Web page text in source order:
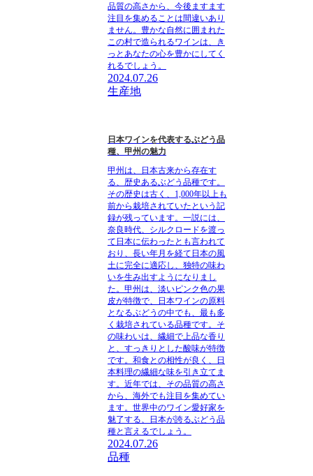
品質の高さから、今後ますます
注目を集めることは間違いあり
ません。豊かな自然に囲まれた
この村で造られるワインは、き
っとあなたの心を豊かにしてく
れるでしょう。
2024.07.26
生産地
日本ワインを代表するぶどう品
種、甲州の魅力
甲州は、日本古来から存在す
る、歴史あるぶどう品種です。
その歴史は古く、1,000年以上も
前から栽培されていたという記
録が残っています。一説には、
奈良時代、シルクロードを渡っ
て日本に伝わったとも言われて
おり、長い年月を経て日本の風
土に完全に適応し、独特の味わ
いを生み出すようになりまし
た。甲州は、淡いピンク色の果
皮が特徴で、日本ワインの原料
となるぶどうの中でも、最も多
く栽培されている品種です。そ
の味わいは、繊細で上品な香り
と、すっきりとした酸味が特徴
です。和食との相性が良く、日
本料理の繊細な味を引き立てま
す。近年では、その品質の高さ
から、海外でも注目を集めてい
ます。世界中のワイン愛好家を
魅了する、日本が誇るぶどう品
種と言えるでしょう。
2024.07.26
品種